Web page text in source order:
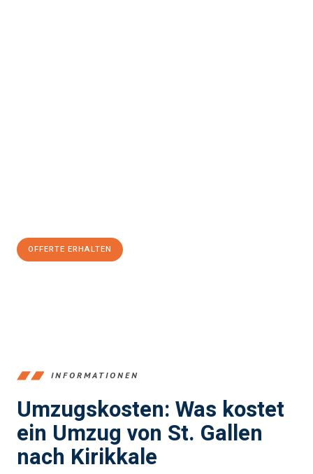
OFFERTE ERHALTEN
INFORMATIONEN
Umzugskosten: Was kostet
ein Umzug von St. Gallen
nach Kirikkale